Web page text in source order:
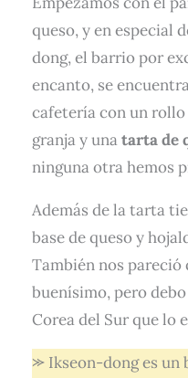
queso, y en especial
dong, el barrio por
encanto, se
cafetería con un
granja y unatarta de
ninguna otra hemos
Además de la tarta
base de queso y
También nos pareció
buenísimo, pero
Corea del Sur que lo
⪼ Ikseon-dong es un